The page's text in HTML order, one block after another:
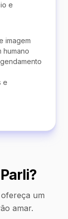
e
imagem
humano
e
um
amar.